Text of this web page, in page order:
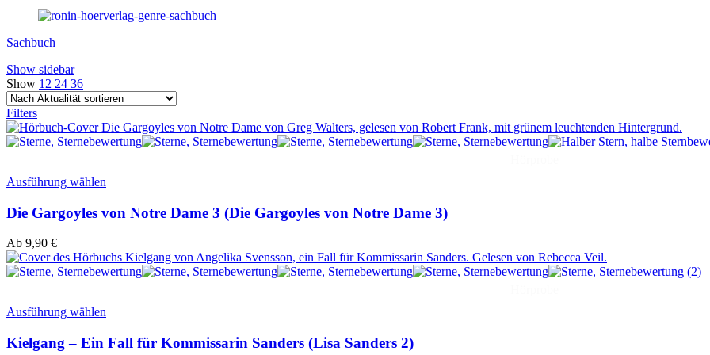
Sachbuch
Show sidebar
Show 12 24 36
Filters
Ausführung wählen
Die Gargoyles von Notre Dame 3 (Die Gargoyles von Notre Dame 3)
Ab 9,90 €
(2)
Ausführung wählen
Kielgang – Ein Fall für Kommissarin Sanders (Lisa Sanders 2)